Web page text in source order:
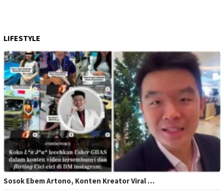
LIFESTYLE
Sosok Ebem Artono, Konten Kreator Viral …